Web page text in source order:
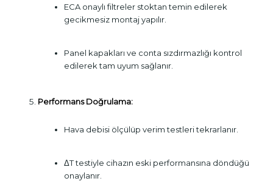
ECA onaylı filtreler stoktan temin edilerek
gecikmesiz montaj yapılır.
Panel kapakları ve conta sızdırmazlığı kontrol
edilerek tam uyum sağlanır.
Performans Doğrulama:
Hava debisi ölçülüp verim testleri tekrarlanır.
ΔT testiyle cihazın eski performansına döndüğü
onaylanır.